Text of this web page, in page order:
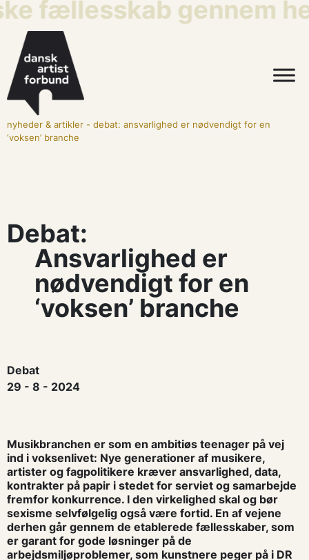
fællesskab gennem
nyheder & artikler- debat: ansvarlighed er nødvendigt for en
‘voksen’ branche
Debat:
Ansvarlighed er
nødvendigt for en
‘voksen’ branche
Debat
29 - 8 - 2024
Musikbranchen er som en ambitiøs teenager på vej
ind i voksenlivet: Nye generationer af musikere,
artister og fagpolitikere kræver ansvarlighed, data,
kontrakter på papir i stedet for serviet og samarbejde
fremfor konkurrence. I den virkelighed skal og bør
sexisme selvfølgelig også være fortid. En af vejene
derhen går gennem de etablerede fællesskaber, som
er garant for gode løsninger på de
arbejdsmiljøproblemer, som kunstnere peger på i DR